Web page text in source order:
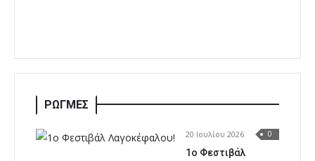
ΡΩΓΜΕΣ
20 Ιουλίου 2026 0
1o Φεστιβάλ